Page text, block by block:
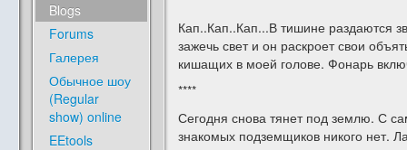
Blogs
Forums
Галерея
Обычное шоу
(Regular
show) online
EEtools
Кап..Кап..Кап...В тишине раздаются
зажечь свет и он раскроет свои
кишащих в моей голове. Фонарь
****
Сегодня снова тянет под землю. С
знакомых подземщиков никого нет.